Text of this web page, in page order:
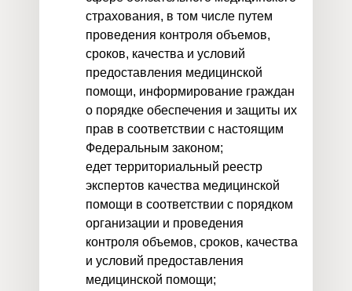
страхования, в том числе путем
проведения контроля объемов,
сроков, качества и условий
предоставления медицинской
помощи, информирование граждан
о порядке обеспечения и защиты их
прав в соответствии с настоящим
Федеральным законом;
едет территориальный реестр
экспертов качества медицинской
помощи в соответствии с порядком
организации и проведения
контроля объемов, сроков, качества
и условий предоставления
медицинской помощи;